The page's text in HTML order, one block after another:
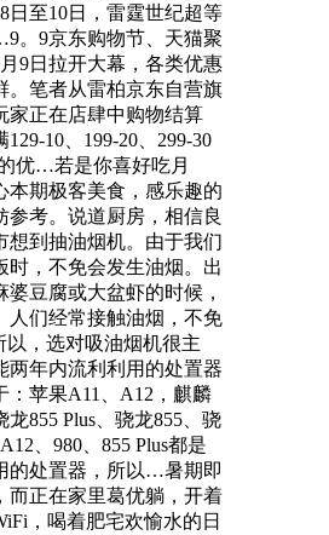
日至10日，雷霆世纪超等
。9京东购物节、天猫聚
9日拉开大幕，各类优惠
。笔者从雷柏京东自营旗
家正在店肆中购物结算
10、199-20、299-30
优…若是你喜好吃月
本期极客美食，感乐趣的
参考。说道厨房，相信良
想到抽油烟机。由于我们
时，不免会发生油烟。出
婆豆腐或大盆虾的时候，
人们经常接触油烟，不免
以，选对吸油烟机很主
两年内流利利用的处置器
：苹果A11、A12，麒麟
龙855 Plus、骁龙855、骁
、980、855 Plus都是
的处置器，所以…暑期即
而正在家里葛优躺，开着
，喝着肥宅欢愉水的日